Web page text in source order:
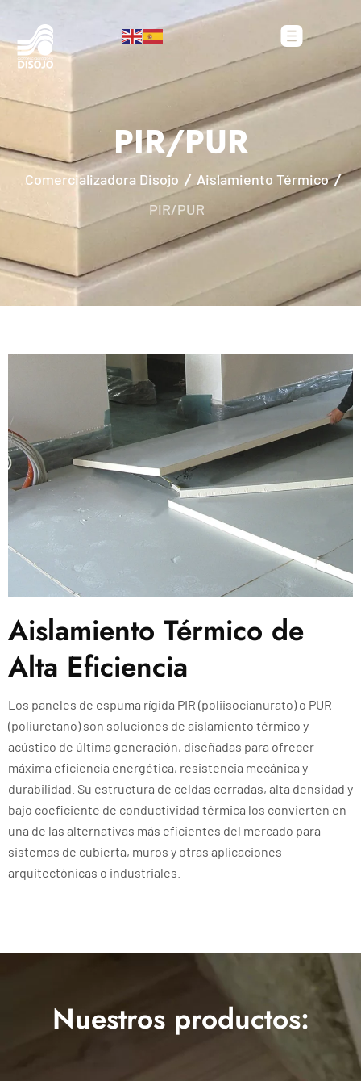
PIR/PUR
Comercializadora Disojo
Aislamiento Térmico
PIR/PUR
Aislamiento Térmico de
Alta Eficiencia
Los paneles de espuma rígida PIR (poliisocianurato) o PUR
(poliuretano) son soluciones de aislamiento térmico y
acústico de última generación, diseñadas para ofrecer
máxima eficiencia energética, resistencia mecánica y
durabilidad. Su estructura de celdas cerradas, alta densidad y
bajo coeficiente de conductividad térmica los convierten en
una de las alternativas más eficientes del mercado para
sistemas de cubierta, muros y otras aplicaciones
arquitectónicas o industriales.
Nuestros productos: